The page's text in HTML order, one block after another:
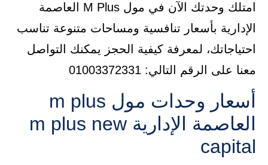
امتلك وحدتك الآن في مول M Plus العاصمة
الإدارية بأسعار تنافسية ومساحات متنوعة تناسب
احتياجاتك، لمعرفة كيفية الحجز يمكنك التواصل
معنا على الرقم التالي: 01003372331
أسعار وحدات مول m plus
العاصمة الإدارية m plus new
capital